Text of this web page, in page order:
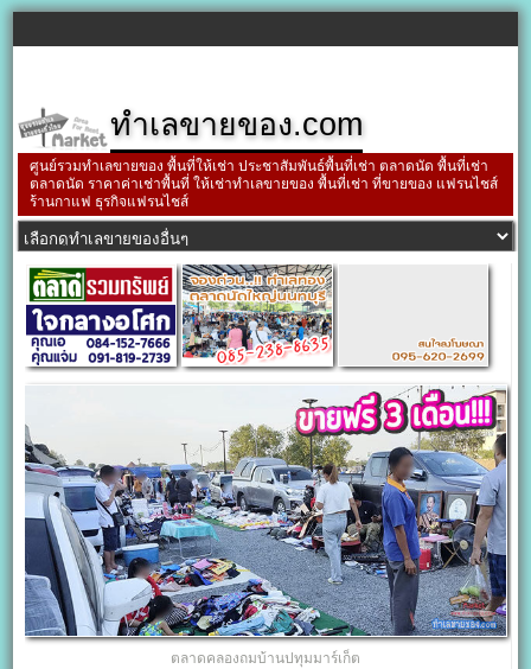
ทำเลขายของ.com
ศูนย์รวมทำเลขายของ พื้นที่ให้เช่า ประชาสัมพันธ์พื้นที่เช่า ตลาดนัด พื้นที่เช่า
ตลาดนัด ราคาค่าเช่าพื้นที่ ให้เช่าทำเลขายของ พื้นที่เช่า ที่ขายของ แฟรนไชส์
ร้านกาแฟ ธุรกิจแฟรนไชส์
ตลาดคลองถมบ้านปทุมมาร์เก็ต